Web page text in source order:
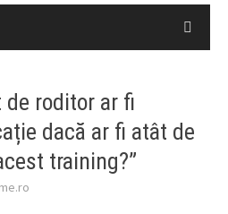
de roditor ar fi
dacă ar fi atât de
training?”